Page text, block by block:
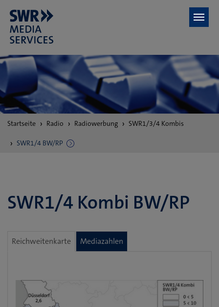
Sie
hier:
Startseite Radio Radiowerbung SWR1/3/4 Kombis
SWR1/4 BW/RP
SWR1/4 Kombi BW/RP
Reichweitenkarte Mediazahlen